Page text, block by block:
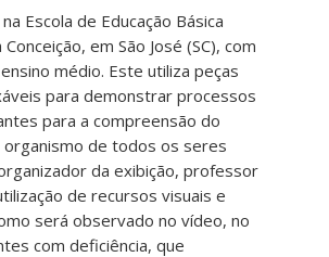
Escola de Educação Básica
em São José (SC), com
médio. Este utiliza peças
para demonstrar processos
para a compreensão do
organismo de todos os seres
da exibição, professor
de recursos visuais e
será observado no vídeo, no
com deficiência, que